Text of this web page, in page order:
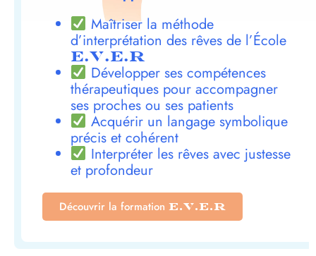
Maîtriser la méthode
d’interprétation des rêves de l’École
E.V.E.R
Développer ses compétences
thérapeutiques pour accompagner
ses proches ou ses patients
Acquérir un langage symbolique
précis et cohérent
Interpréter les rêves avec justesse
et profondeur
Découvrir la formation E.V.E.R